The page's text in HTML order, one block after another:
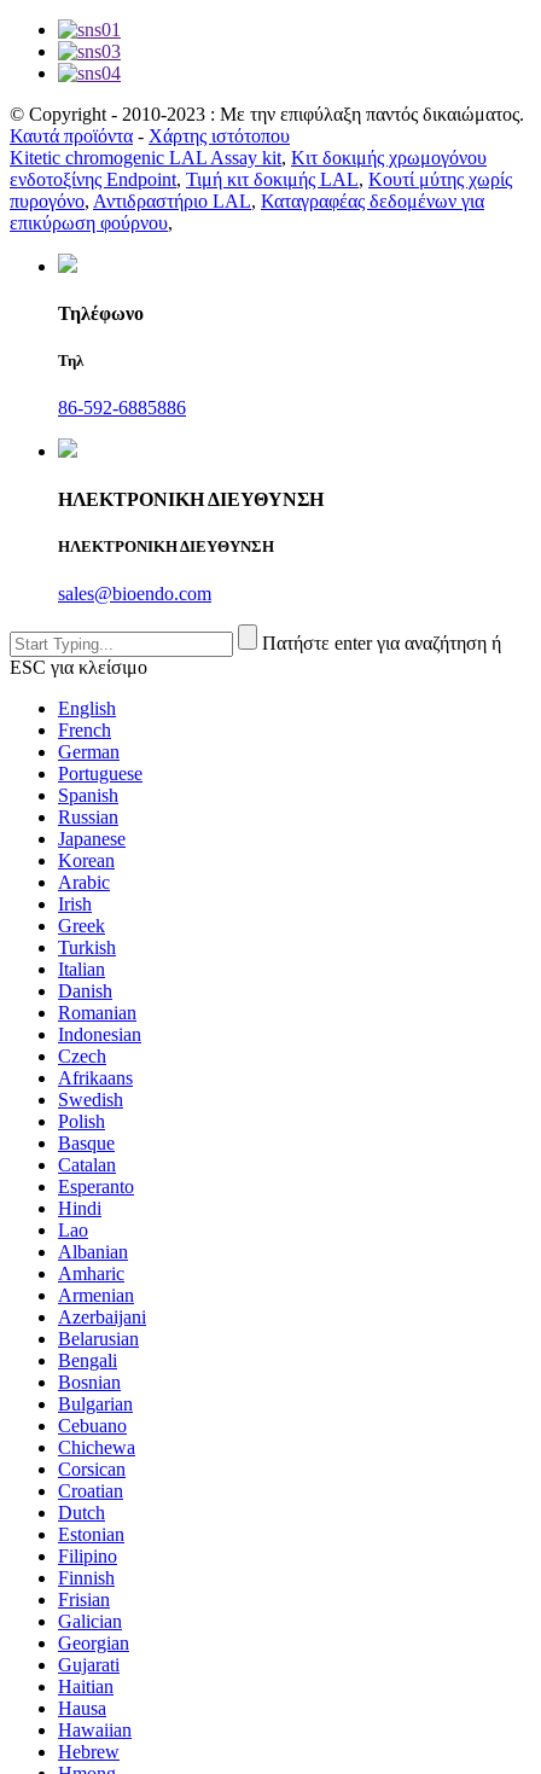
© Copyright - 2010-2023 : Με την επιφύλαξη παντός δικαιώματος.
Καυτά προϊόντα - Χάρτης ιστότοπου
Kitetic chromogenic LAL Assay kit, Κιτ δοκιμής χρωμογόνου
ενδοτοξίνης Endpoint, Τιμή κιτ δοκιμής LAL, Κουτί μύτης χωρίς
πυρογόνο, Αντιδραστήριο LAL, Καταγραφέας δεδομένων για
επικύρωση φούρνου,
Τηλέφωνο
Τηλ
86-592-6885886
ΗΛΕΚΤΡΟΝΙΚΗ ΔΙΕΥΘΥΝΣΗ
ΗΛΕΚΤΡΟΝΙΚΗ ΔΙΕΥΘΥΝΣΗ
sales@bioendo.com
Πατήστε enter για αναζήτηση ή
ESC για κλείσιμο
English
French
German
Portuguese
Spanish
Russian
Japanese
Korean
Arabic
Irish
Greek
Turkish
Italian
Danish
Romanian
Indonesian
Czech
Afrikaans
Swedish
Polish
Basque
Catalan
Esperanto
Hindi
Lao
Albanian
Amharic
Armenian
Azerbaijani
Belarusian
Bengali
Bosnian
Bulgarian
Cebuano
Chichewa
Corsican
Croatian
Dutch
Estonian
Filipino
Finnish
Frisian
Galician
Georgian
Gujarati
Haitian
Hausa
Hawaiian
Hebrew